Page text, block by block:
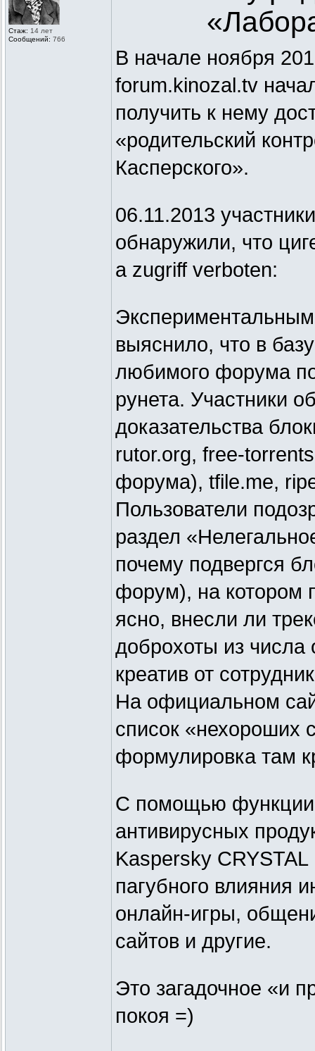
Стаж: 14 лет
Сообщений: 766
В начале ноября
forum.kinozal.tv
получить к нему
«родительский
Касперского».
06.11.2013
обнаружили, что
а zugriff verboten:
выяснило, что в
любимого форума
рунета. Участники
доказательства
rutor.org, free-
форума), tfile.me,
Пользователи
раздел
почему подвергся
форум), на котором
ясно, внесли ли
доброхоты из числа
креатив от
На официальном
список «нехороших
формулировка там
С помощью функции
антивирусных
Kaspersky
пагубного влияния
онлайн-игры,
сайтов и другие.
Это загадочное «и
покоя =)